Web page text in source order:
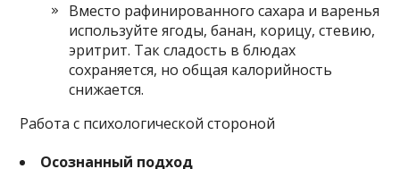
Вместо рафинированного сахара и варенья
используйте ягоды, банан, корицу, стевию,
эритрит. Так сладость в блюдах
сохраняется, но общая калорийность
снижается.
Работа с психологической стороной
Осознанный подход